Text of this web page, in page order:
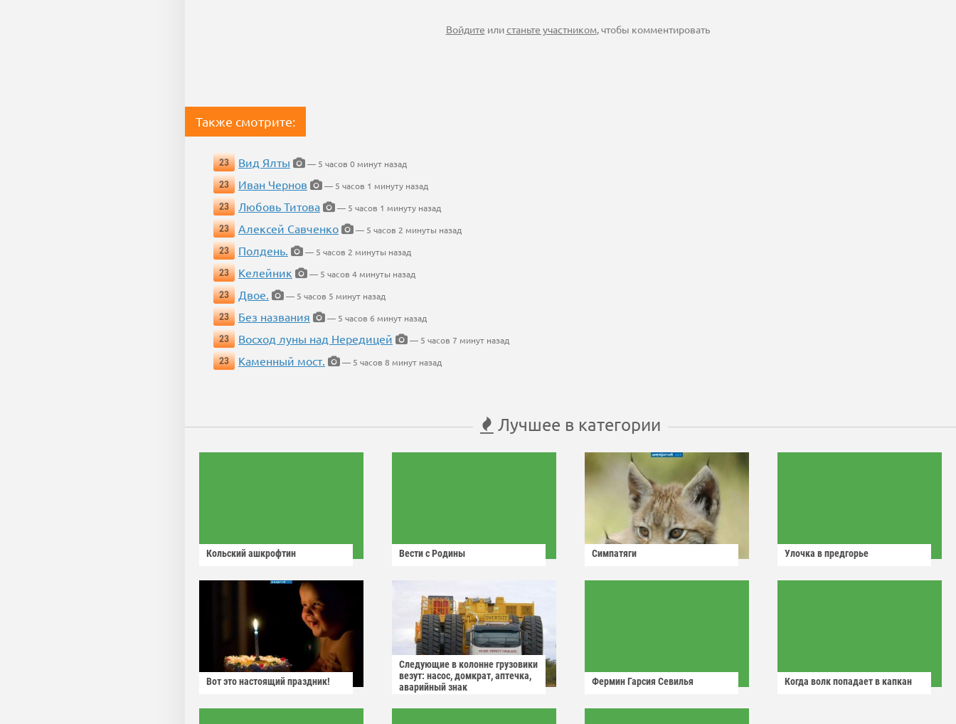
Войдите илистаньте участником, чтобы комментировать
Также смотрите:
23 Вид Ялты
— 5 часов 0 минут назад
23
Иван Чернов
— 5 часов 1 минуту назад
23
Любовь Титова
— 5 часов 1 минуту назад
23
Алексей Савченко
— 5 часов 2 минуты назад
23
Полдень.
— 5 часов 2 минуты назад
23
Келейник
— 5 часов 4 минуты назад
23
Двое.
— 5 часов 5 минут назад
23
Без названия
— 5 часов 6 минут назад
23
Восход луны над Нередицей
— 5 часов 7 минут назад
23
Каменный мост. — 5 часов 8 минут назад
Лучшее в категории
Кольский ашкрофтин Вести с Родины Симпатяги Улочка в предгорье
Вот это настоящий праздник!
Следующие в колонне грузовики
везут: насос, домкрат, аптечка,
аварийный знак
Фермин Гарсия Севилья Когда волк попадает в капкан